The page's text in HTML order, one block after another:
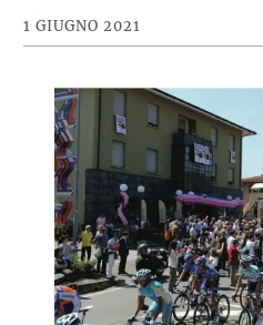
1 GIUGNO 2021